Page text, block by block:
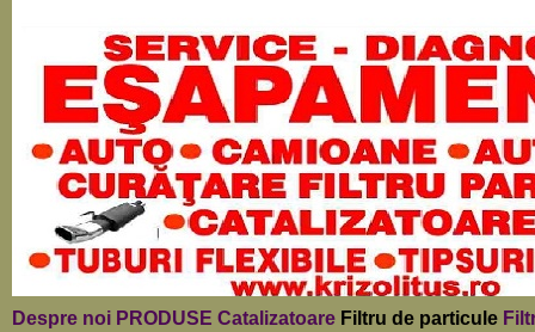
Despre noi PRODUSE Catalizatoare Filtru de particule